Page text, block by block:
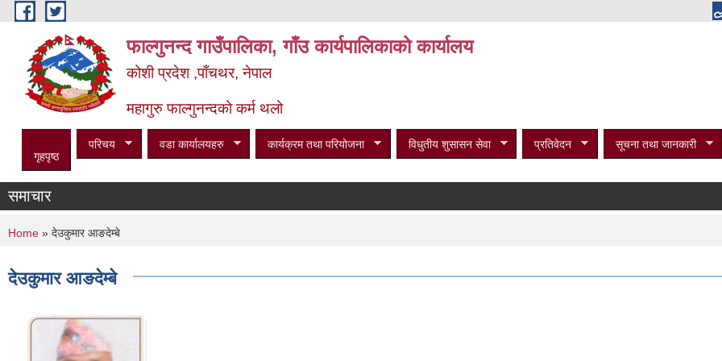
Skip to main content
फाल्गुनन्द गाउँपालिका, गाँउ कार्यपालिकाको कार्यालय
कोशी प्रदेश ,पाँचथर, नेपाल
महागुरु फाल्गुनन्दको कर्म थलो
गृहपृष्ठ
परिचय वडा कार्यालयहरु कार्यक्रम तथा परियोजना विधुतीय शुसासन सेवा प्रतिवेदन सूचना तथा जानकारी
समाचार
You are here
Home » देउकुमार आङदेम्बे
देउकुमार आङदेम्बे